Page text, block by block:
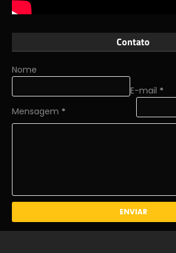
Contato
Nome
E-mail *
Mensagem *